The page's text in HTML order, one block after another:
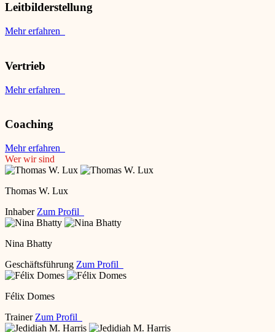
Leitbilderstellung
Mehr erfahren
Vertrieb
Mehr erfahren
Coaching
Mehr erfahren
Wer wir sind
Thomas W. Lux
Inhaber Zum Profil
Nina Bhatty
Geschäftsführung Zum Profil
Félix Domes
Trainer Zum Profil